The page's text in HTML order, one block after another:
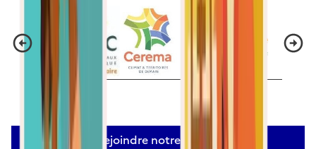
Rejoindre notre réseau